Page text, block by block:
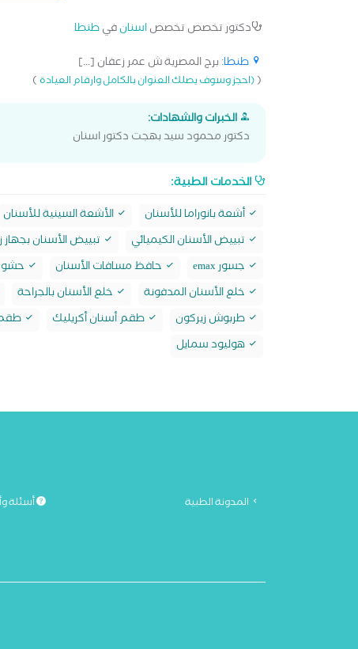
دكتور تخصص تخصصاسنانفيطنطا
طنطا: برج المصرية ش عمر زعفان [...]
((احجز وسوف يصلك العنوان بالكامل وارقام العيادة)
الخبرات والشهادات:
دكتور محمود سيد بهجت دكتور اسنان
الخدمات الطبية:
أشعة بانوراما للأسنان الأشعة السينية للأسنان
تبييض الأسنان الكيميائي
تبييض الأسنان بجهاز
جسور emax
حافظ مسافات الأسنان حشو emax
خلع الأسنان المدفونة
خلع الأسنان بالجراحة
طربوش زيركون
طقم أسنان أكريليك طقم
هوليود سمايل
المدونة الطبية أسئلة